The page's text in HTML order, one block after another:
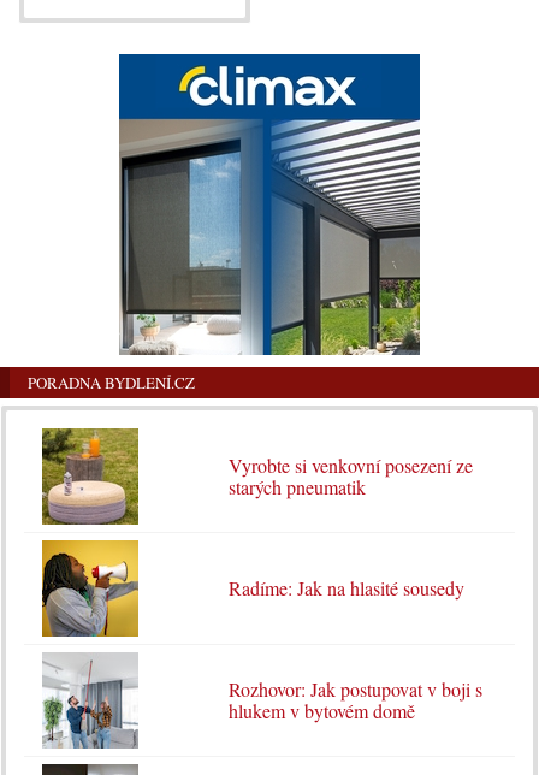
PORADNA BYDLENÍ.CZ
Vyrobte si venkovní posezení ze
starých pneumatik
Radíme: Jak na hlasité sousedy
Rozhovor: Jak postupovat v boji s
hlukem v bytovém domě